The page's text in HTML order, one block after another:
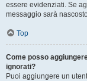
essere evidenziati. Se
messaggio sarà
Top
Come posso
ignorati?
Puoi aggiungere un